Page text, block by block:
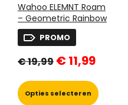
Wahoo ELEMNT Roam
– Geometric Rainbow
PROMO
€19,99 prijs
€ 19,99.
€11,99prijs
€ 11,99.
Opties selecteren
product